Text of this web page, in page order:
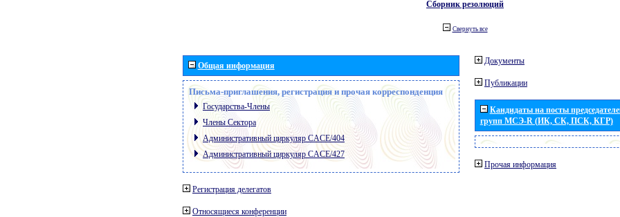
Сборник резолюций
Свернуть все
Общая информация
Письма-приглашения, регистрация и прочая корреспонденция
Государства-Члены
Члены Сектора
Административный циркуляр CACE/404
Административный циркуляр CACE/427
Регистрация делегатов
Относящиеся конференции
Документы
Публикации
Кандидаты на посты
групп МСЭ-R (ИК, СК, ПСК, КГР)
Прочая информация